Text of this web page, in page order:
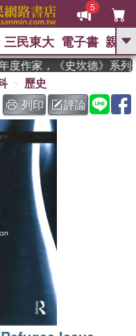
5
GO
圭吾 、
、 如果歷史是一群喵 、 暑期
國際布克獎 臺灣漫遊錄 、 方
灣的李登輝時代
想 、 偉大的迷走神經
三民東大 電子書 親子
作家，《史坎德》系列
歷史
列印
評論